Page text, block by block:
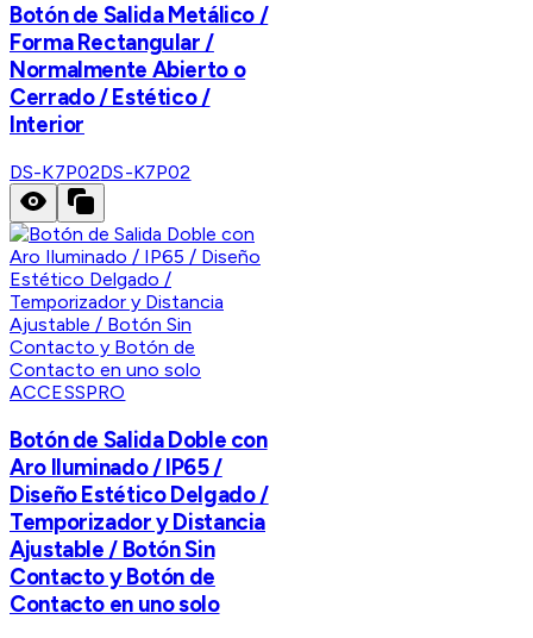
Botón de Salida Metálico /
Forma Rectangular /
Normalmente Abierto o
Cerrado / Estético /
Interior
DS-K7P02DS-K7P02
ACCESSPRO
Botón de Salida Doble con
Aro Iluminado / IP65 /
Diseño Estético Delgado /
Temporizador y Distancia
Ajustable / Botón Sin
Contacto y Botón de
Contacto en uno solo